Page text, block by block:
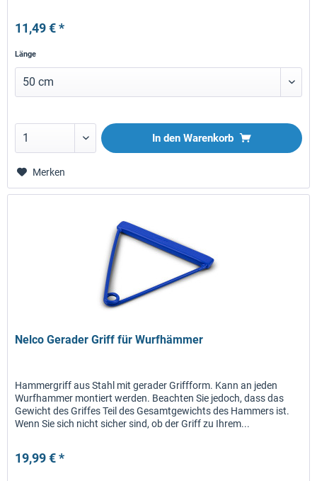
11,49 € *
Länge
In den Warenkorb
Merken
Nelco Gerader Griff für Wurfhämmer
Hammergriff aus Stahl mit gerader Griffform. Kann an jeden
Wurfhammer montiert werden. Beachten Sie jedoch, dass das
Gewicht des Griffes Teil des Gesamtgewichts des Hammers ist.
Wenn Sie sich nicht sicher sind, ob der Griff zu Ihrem...
19,99 € *